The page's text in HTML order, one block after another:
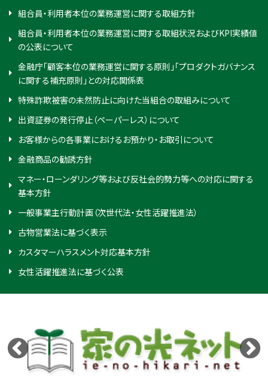
組合員・利用者本位の業務運営に関する取組方針
組合員・利用者本位の業務運営に関する取組状況およびKPI実績値
の公表について
金融庁「顧客本位の業務運営に関する原則」「プロダクトガバナンス
に関する補充原則」との対応関係表
特殊詐欺被害の未然防止に向けた当組合の取組みについて
出資証券の発行停止（ペーパーレス）について
お客様からの各事業におけるお預かり・お取引について
金融商品の勧誘方針
マネー・ローンダリング等および反社会的勢力等への対応に関する
基本方針
一般事業主行動計画（次世代法・女性活躍推進法）
古物営業法に基づく表示
カスタマーハラスメント対応基本方針
女性活躍推進法に基づく公表